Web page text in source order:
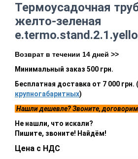
Термоусадочная
желто-зеленая
Возврат в течении 14 дней >>
Минимальный заказ 500 грн.
Бесплатная доставка от 7 000 грн. (
крупногабаритных)
Нашли дешевле? Звоните,
Не нашли, что искали?
Пишите, звоните! Найдём!
Цена с НДС